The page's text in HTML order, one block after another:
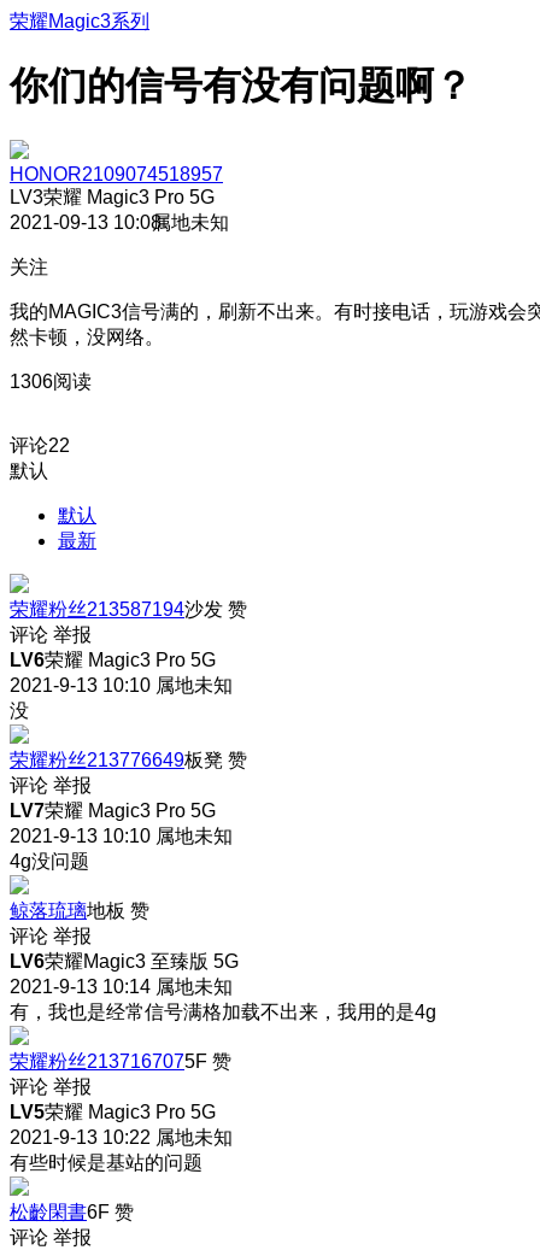
荣耀Magic3系列
你们的信号有没有问题啊？
HONOR2109074518957
LV3荣耀 Magic3 Pro 5G
2021-09-13 10:08属地未知
关注
我的MAGIC3信号满的，刷新不出来。有时接电话，玩游戏会
然卡顿，没网络。
1306阅读
评论22
默认
默认
最新
荣耀粉丝213587194沙发 赞
评论 举报
LV6荣耀 Magic3 Pro 5G
2021-9-13 10:10 属地未知
没
荣耀粉丝213776649板凳 赞
评论 举报
LV7荣耀 Magic3 Pro 5G
2021-9-13 10:10 属地未知
4g没问题
鲸落琉璃地板 赞
评论 举报
LV6荣耀Magic3 至臻版 5G
2021-9-13 10:14 属地未知
有，我也是经常信号满格加载不出来，我用的是4g
荣耀粉丝2137167075F 赞
评论 举报
LV5荣耀 Magic3 Pro 5G
2021-9-13 10:22 属地未知
有些时候是基站的问题
松齡閑書6F 赞
评论 举报